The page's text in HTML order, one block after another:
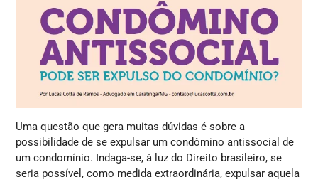
Uma questão que gera muitas dúvidas é sobre a
possibilidade de se expulsar um condômino antissocial de
um condomínio. Indaga-se, à luz do Direito brasileiro, se
seria possível, como medida extraordinária, expulsar aquela